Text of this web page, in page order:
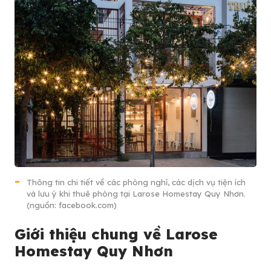
Thông tin chi tiết về các phòng nghỉ, các dịch vụ tiện ích
và lưu ý khi thuê phòng tại Larose Homestay Quy Nhơn.
(nguồn: facebook.com)
Giới thiệu chung về Larose
Homestay Quy Nhơn